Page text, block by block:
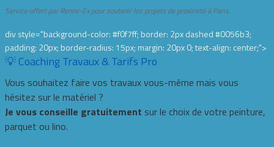
Service offert par Renov-Ex pour soutenir les projets de proximité à Paris.
div style="background-color: #f0f7ff; border: 2px dashed #0056b3;
padding: 20px; border-radius: 15px; margin: 20px 0; text-align: center;">
💡 Coaching Travaux & Tarifs Pro
Vous souhaitez faire vos travaux vous-même mais vous
hésitez sur le matériel ?
Je vous conseille gratuitement sur le choix de votre peinture,
parquet ou lino.